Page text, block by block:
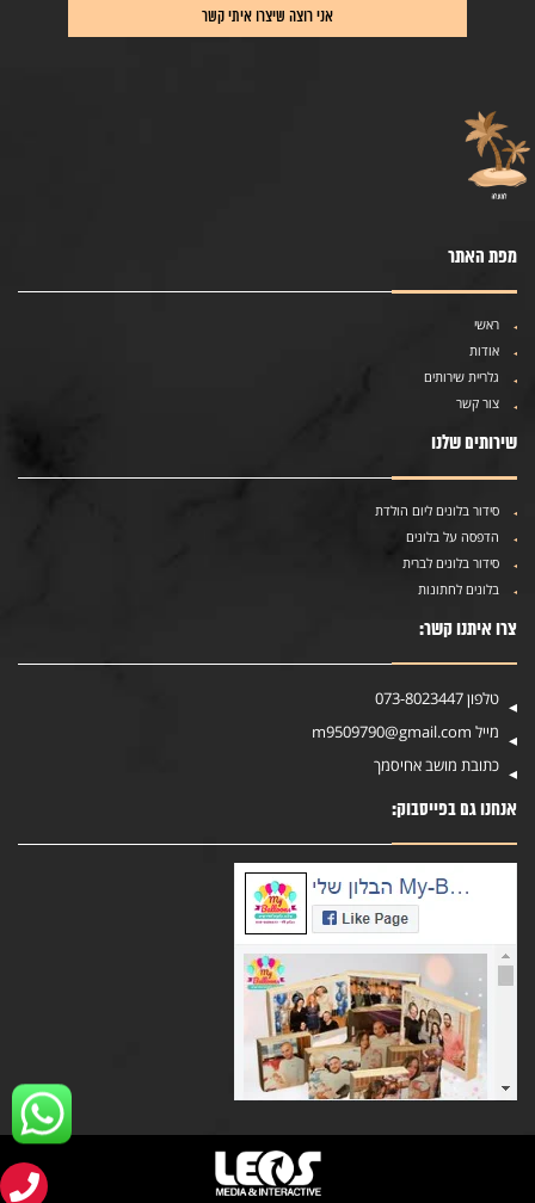
מפת האתר
ראשי
אודות
גלריית שירותים
צור קשר
שירותים שלנו
סידור בלונים ליום הולדת
הדפסה על בלונים
סידור בלונים לברית
בלונים לחתונות
צרו איתנו קשר:
טלפון 073-8023447
מייל m9509790@gmail.com
כתובת מושב אחיסמך
אנחנו גם בפייסבוק: